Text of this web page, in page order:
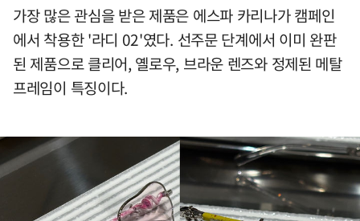
가장 많은 관심을 받은 제품은 에스파 카리나가 캠페인
에서 착용한 '라디 02'였다. 선주문 단계에서 이미 완판
된 제품으로 클리어, 옐로우, 브라운 렌즈와 정제된 메탈
프레임이 특징이다.